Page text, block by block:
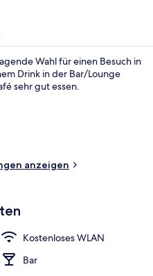
Wahl für einen Besuch in
Drink in der Bar/Lounge
sehr gut essen.
anzeigen
Kostenloses WLAN
Bar